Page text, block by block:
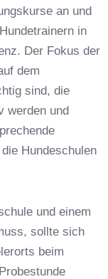
an und
in
Der Fokus der
dem
sind, die
werden und
Hundeschulen
und einem
sollte sich
beim